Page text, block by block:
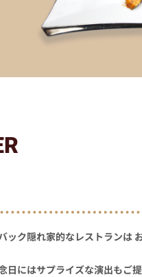
ック隠れ家的なレストランは
日にはサプライズな演出もご